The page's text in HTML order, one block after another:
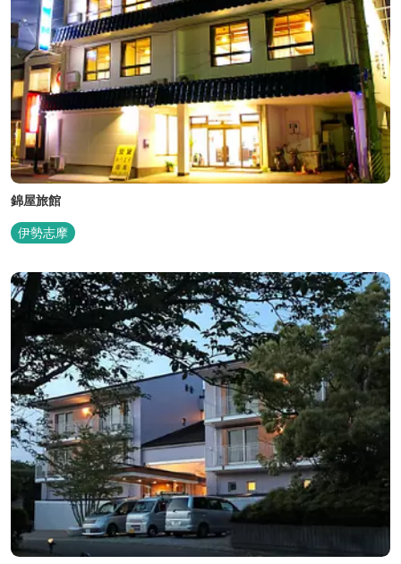
錦屋旅館
伊勢志摩